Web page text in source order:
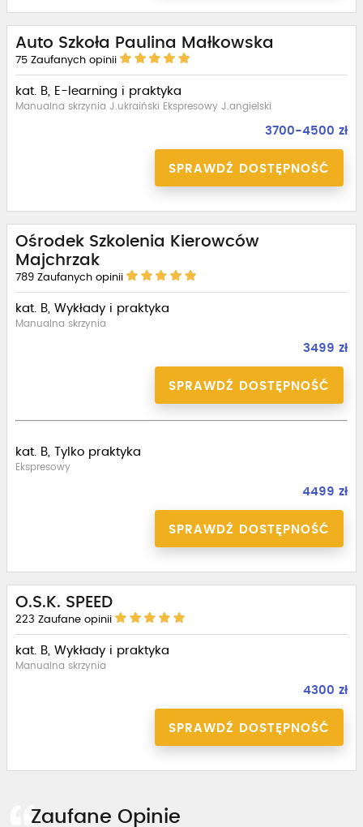
Auto Szkoła Paulina Małkowska
75 Zaufanych opinii
kat. B, E-learning i praktyka
Manualna skrzynia J.ukraiński Ekspresowy J.angielski
3700-4500 zł
SPRAWDŹ DOSTĘPNOŚĆ
Ośrodek Szkolenia Kierowców
Majchrzak
789 Zaufanych opinii
kat. B, Wykłady i praktyka
Manualna skrzynia
3499 zł
SPRAWDŹ DOSTĘPNOŚĆ
kat. B, Tylko praktyka
Ekspresowy
4499 zł
SPRAWDŹ DOSTĘPNOŚĆ
O.S.K. SPEED
223 Zaufane opinii
kat. B, Wykłady i praktyka
Manualna skrzynia
4300 zł
SPRAWDŹ DOSTĘPNOŚĆ
Zaufane Opinie